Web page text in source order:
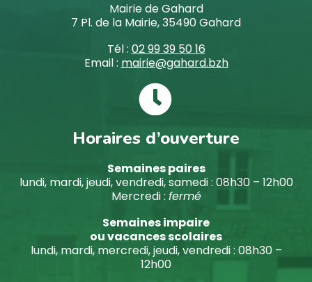
Mairie de Gahard
7 Pl. de la Mairie, 35490 Gahard
Tél : 02 99 39 50 16
Email : mairie@gahard.bzh


Horaires d’ouverture
Semaines paires
lundi, mardi, jeudi, vendredi, samedi : 08h30 – 12h00
Mercredi : fermé
Semaines impaire
ou vacances scolaires
lundi, mardi, mercredi, jeudi, vendredi : 08h30 –
12h00